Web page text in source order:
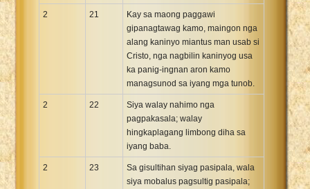
2 21
Kay sa maong paggawi
gipanagtawag kamo, maingon nga
alang kaninyo miantus man usab si
Cristo, nga nagbilin kaninyog usa
ka panig-ingnan aron kamo
managsunod sa iyang mga tunob.
2 22
Siya walay nahimo nga
pagpakasala; walay
hingkaplagang limbong diha sa
iyang baba.
2 23
Sa gisultihan siyag pasipala, wala
siya mobalus pagsultig pasipala;